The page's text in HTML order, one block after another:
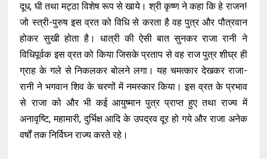
दूध, घी तथा मट्ठा विशेष रूप से खाये। श्री कृष्ण ने कहा कि हे राजन!
जो स्त्री-पुरुष इस व्रत को विधि से करता है वह पुत्र और पौत्रवान
होकर सुखी होता है। धात्री की ऐसी बात सुनकर राजा रानी ने
विधिपूर्वक इस व्रत को किया जिसके प्रताप से वह राज पुत्र शीघ्र ही
ग्राह के गले से निकलकर बोलने लगा। यह चमत्कार देखकर राजा-
रानी ने भगवान शिव के चरणों में नमस्कार किया। इस व्रत के प्रभाव
से राजा को और भी कई आयुष्मान पुत्र प्राप्त हुए तथा राज्य में
अनावृष्टि, महामारी, दुर्भिक्ष आदि के उपद्रव दूर हो गये और राजा अनेक
वर्षों तक निर्विघ्न राज्य करते रहे।